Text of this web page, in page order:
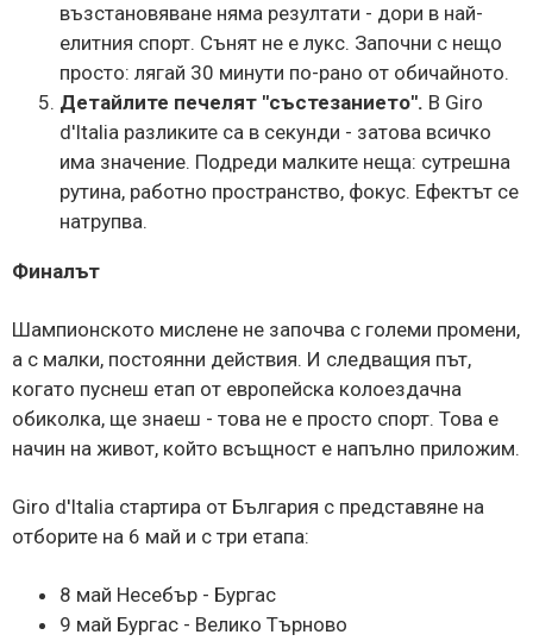
възстановяване няма резултати - дори в най-
елитния спорт. Сънят не е лукс. Започни с нещо
просто: лягай 30 минути по-рано от обичайното.
Детайлите печелят "състезанието". В Giro
d'Italia разликите са в секунди - затова всичко
има значение. Подреди малките неща: сутрешна
рутина, работно пространство, фокус. Ефектът се
натрупва.
Финалът
Шампионското мислене не започва с големи промени,
а с малки, постоянни действия. И следващия път,
когато пуснеш етап от европейска колоездачна
обиколка, ще знаеш - това не е просто спорт. Това е
начин на живот, който всъщност е напълно приложим.
Giro d'Italia стартира от България с представяне на
отборите на 6 май и с три етапа:
8 май Несебър - Бургас
9 май Бургас - Велико Търново